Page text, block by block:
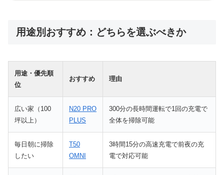
用途別おすすめ：どちらを選ぶべきか
用途・優先順
位
おすすめ 理由
広い家（100
坪以上）
N20 PRO
PLUS
300分の長時間運転で1回の充電で
全体を掃除可能
毎日朝に掃除
したい
T50
OMNI
3時間15分の高速充電で前夜の充
電で対応可能